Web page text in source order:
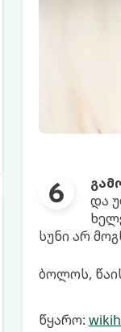
და
სუნი არ
ბოლოს,
წყარო: